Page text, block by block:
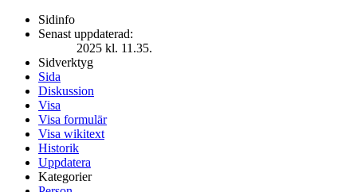
Sidinfo
Senast uppdaterad:
2025 kl. 11.35.
Sidverktyg
Sida
Diskussion
Visa
Visa formulär
Visa wikitext
Historik
Uppdatera
Kategorier